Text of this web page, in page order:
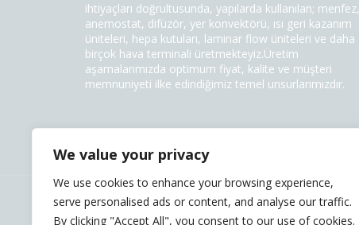
We value your privacy
We use cookies to enhance your browsing experience,
serve personalised ads or content, and analyse our traffic.
By clicking "Accept All", you consent to our use of cookies.
ihtiyaçları doğrultusunda, yapılarda kullanılan; menfez,
anemostat, difüzör, yer konvektörü, ısı geri kazanım
üniteleri, hepa kutuları, laminar flow üniteleri ve daha
birçok hava terminali üretmekteyiz.Üretim
aşamalarımızda optimum fiyat, kalite ve müşteri
memnuniyeti ilke edindiğimiz temel unsurlarımızdır.
2017 - HTK Tüm Hakları Saklıdır.